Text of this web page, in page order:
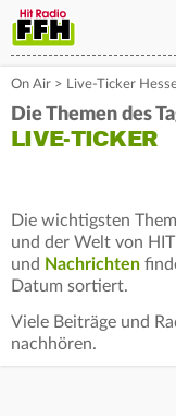
On Air > Live-Ticker
Die Themen des
LIVE-TICKER
Die wichtigsten
und der Welt von
und Nachrichten
Datum sortiert.
Viele Beiträge und
nachhören.